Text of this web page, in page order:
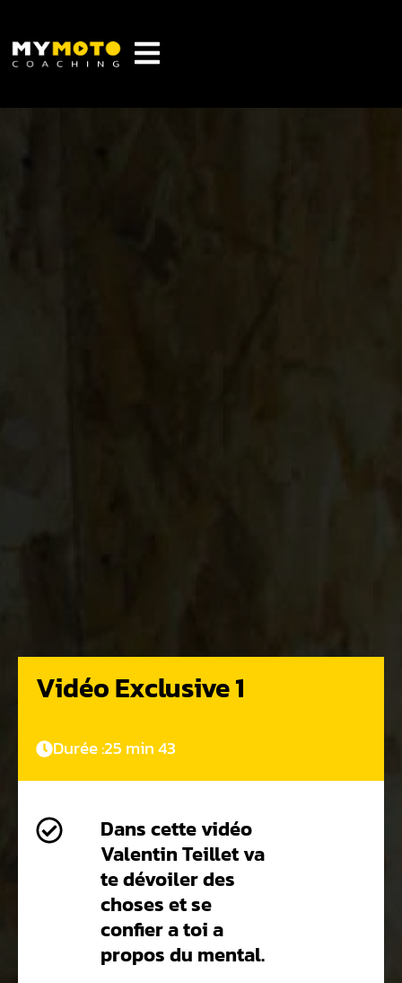
Vidéo Exclusive 1
Durée :25 min 43
Dans cette vidéo
Valentin Teillet va
te dévoiler des
choses et se
confier a toi a
propos du mental.